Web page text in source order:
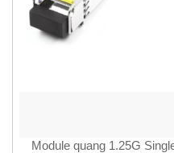
Module quang 1.25G